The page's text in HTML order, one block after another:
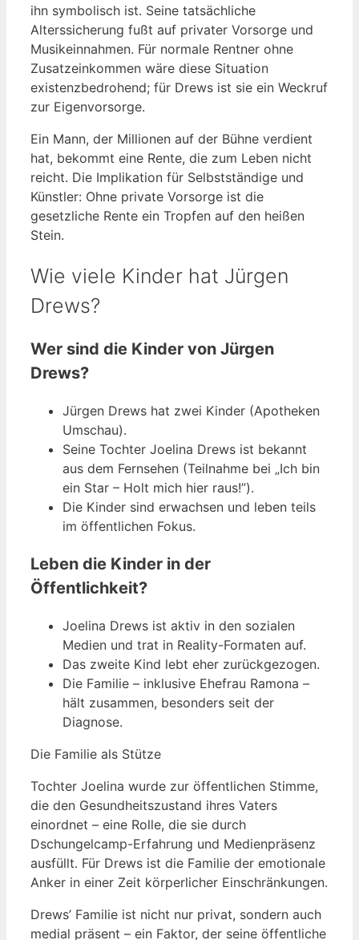
ihn symbolisch ist. Seine tatsächliche
Alterssicherung fußt auf privater Vorsorge und
Musikeinnahmen. Für normale Rentner ohne
Zusatzeinkommen wäre diese Situation
existenzbedrohend; für Drews ist sie ein Weckruf
zur Eigenvorsorge.
Ein Mann, der Millionen auf der Bühne verdient
hat, bekommt eine Rente, die zum Leben nicht
reicht. Die Implikation für Selbstständige und
Künstler: Ohne private Vorsorge ist die
gesetzliche Rente ein Tropfen auf den heißen
Stein.
Wie viele Kinder hat Jürgen
Drews?
Wer sind die Kinder von Jürgen
Drews?
Jürgen Drews hat zwei Kinder (Apotheken
Umschau).
Seine Tochter Joelina Drews ist bekannt
aus dem Fernsehen (Teilnahme bei „Ich bin
ein Star – Holt mich hier raus!”).
Die Kinder sind erwachsen und leben teils
im öffentlichen Fokus.
Leben die Kinder in der
Öffentlichkeit?
Joelina Drews ist aktiv in den sozialen
Medien und trat in Reality-Formaten auf.
Das zweite Kind lebt eher zurückgezogen.
Die Familie – inklusive Ehefrau Ramona –
hält zusammen, besonders seit der
Diagnose.
Die Familie als Stütze
Tochter Joelina wurde zur öffentlichen Stimme,
die den Gesundheitszustand ihres Vaters
einordnet – eine Rolle, die sie durch
Dschungelcamp-Erfahrung und Medienpräsenz
ausfüllt. Für Drews ist die Familie der emotionale
Anker in einer Zeit körperlicher Einschränkungen.
Drews’ Familie ist nicht nur privat, sondern auch
medial präsent – ein Faktor, der seine öffentliche